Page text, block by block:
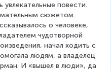
повести.
сюжетом.
о человеке,
чудотворной
начал ходить с
людям, а владелец
И «вышел в люди», да